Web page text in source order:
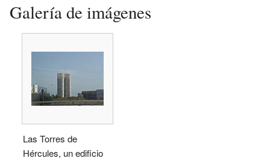
Galería de imágenes
Las Torres de
Hércules, un edificio